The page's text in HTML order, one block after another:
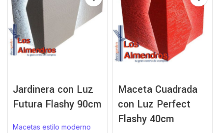
Jardinera con Luz
Futura Flashy 90cm
Macetas estilo moderno
Maceta Cuadrada
con Luz Perfect
Flashy 40cm